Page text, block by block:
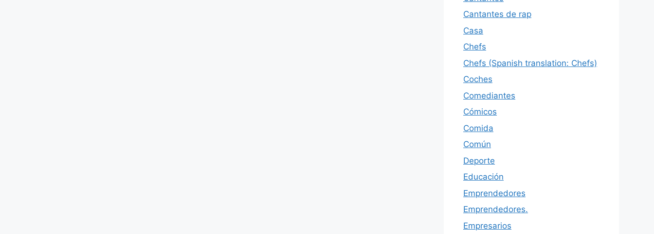
Cantantes de rap
Casa
Chefs
Chefs (Spanish translation: Chefs)
Coches
Comediantes
Cómicos
Comida
Común
Deporte
Educación
Emprendedores
Emprendedores.
Empresarios